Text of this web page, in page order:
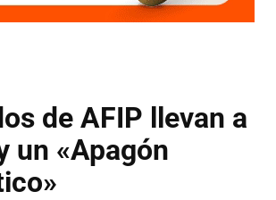
de AFIP llevan a
un «Apagón